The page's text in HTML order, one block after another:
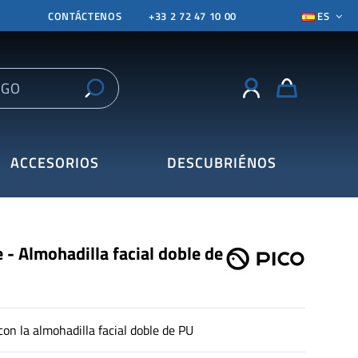
CONTÁCTENOS +33 2 72 47 10 00 ES
ACCESORIOS DESCUBRIÉNOS
- Almohadilla facial doble de
la almohadilla facial doble de PU